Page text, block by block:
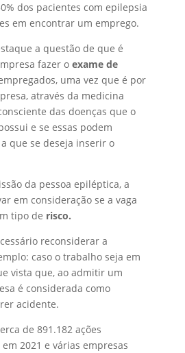
dos pacientes com epilepsia
em encontrar um emprego.
a questão de que é
fazer o exame de
uma vez que é por
através da medicina
das doenças que o
e se essas podem
que se deseja inserir o
da pessoa epiléptica, a
em consideração se a vaga
tipo de risco.
reconsiderar a
caso o trabalho seja em
vista que, ao admitir um
é considerada como
acidente.
de 891.182 ações
2021 e várias empresas